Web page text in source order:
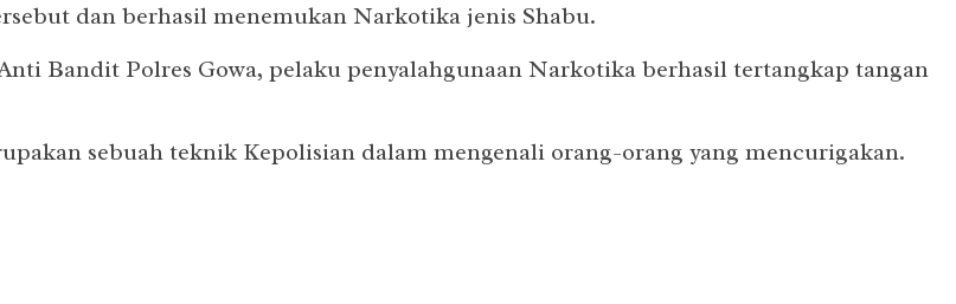
dan berhasil menemukan Narkotika jenis Shabu.
Bandit Polres Gowa, pelaku penyalahgunaan Narkotika berhasil tertangkap tangan
sebuah teknik Kepolisian dalam mengenali orang-orang yang mencurigakan.